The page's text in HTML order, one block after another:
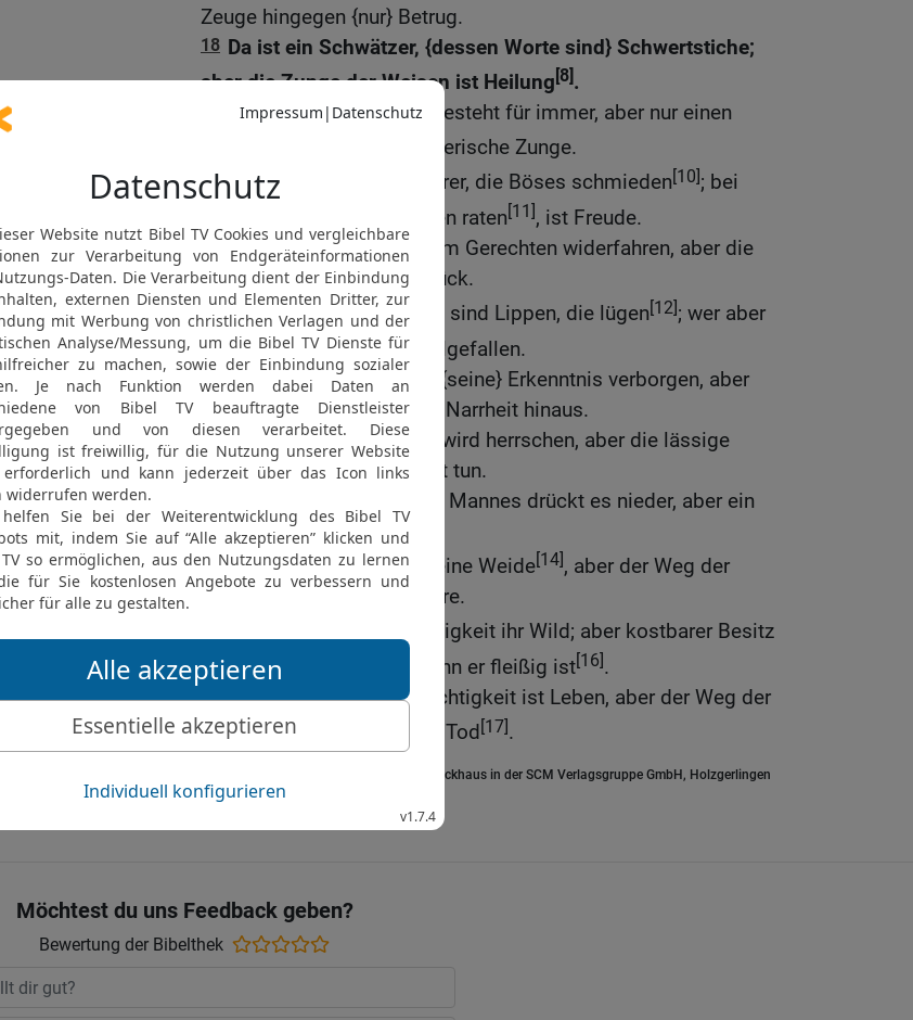
Zeuge hingegen {nur} Betrug.
18 Da ist ein Schwätzer, {dessen Worte sind} Schwertstiche;
aber die Zunge der Weisen ist Heilung [8].
Die wahrhaftige Lippe besteht für immer, aber nur einen
die lügnerische Zunge.
20 Betrug ist im Herzen derer, die Böses schmieden[10]; bei
denen aber, die zum Frieden raten[11], ist Freude.
21 Keinerlei Unheil wird dem Gerechten widerfahren, aber die
Gottlosen sind voller Unglück.
22 Ein Gräuel für den Herrn sind Lippen, die lügen[12]; wer aber
Treue[13]übt, hat sein Wohlgefallen.
23 Ein kluger Mensch hält {seine} Erkenntnis verborgen, aber
das Herz der Toren schreit Narrheit hinaus.
24 Die Hand der Fleißigen wird herrschen, aber die lässige
{Hand} muss Zwangsarbeit tun.
Kummer im Herzen des Mannes drückt es nieder, aber ein
gutes Wort erfreut es.
26 Der Gerechte erspäht seine Weide[14], aber der Weg der
Gottlosen führt sie in die Irre.
die Lässigkeit ihr Wild; aber kostbarer Besitz
eines Menschen ist es, wenn er fleißig ist[16].
28 Auf dem Pfad der Gerechtigkeit ist Leben, aber der Weg der
Rachsüchtigen {führt} zum Tod [17].
Elberfelder Bibel 2006, © 2006 SCM R.Brockhaus in der SCM Verlagsgruppe GmbH, Holzgerlingen
Möchtest du uns Feedback geben?
Bewertung der Bibelthek